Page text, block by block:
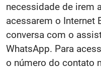
necessidade de irem
acessarem o Internet
conversa com o
WhatsApp. Para
o número do contato